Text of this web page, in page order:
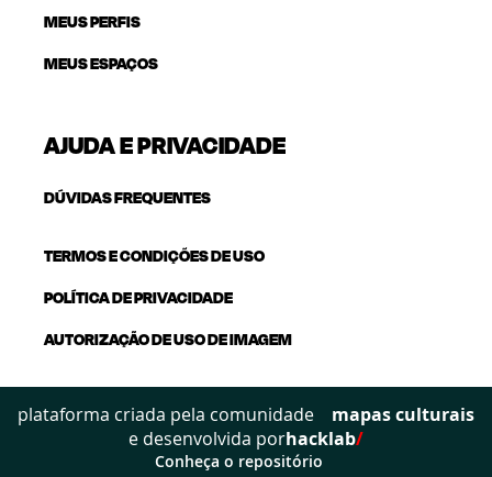
MEUS PERFIS
MEUS ESPAÇOS
AJUDA E PRIVACIDADE
DÚVIDAS FREQUENTES
TERMOS E CONDIÇÕES DE USO
POLÍTICA DE PRIVACIDADE
AUTORIZAÇÃO DE USO DE IMAGEM
plataforma criada pela comunidade
mapas culturais
e desenvolvida porhacklab/
Conheça o repositório